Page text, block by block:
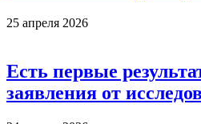
25 апреля 2026
Есть первые
заявления от